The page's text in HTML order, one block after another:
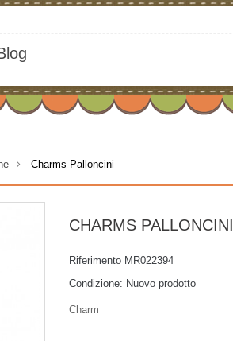
> Charms Palloncini
CHARMS PALLONCINI
Riferimento MR022394
Condizione: Nuovo prodotto
Charm